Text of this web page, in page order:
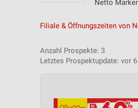
Netto
Filiale & Öffnungszeiten von
Anzahl Prospekte: 3
Letztes Prospektupdate: vor 6